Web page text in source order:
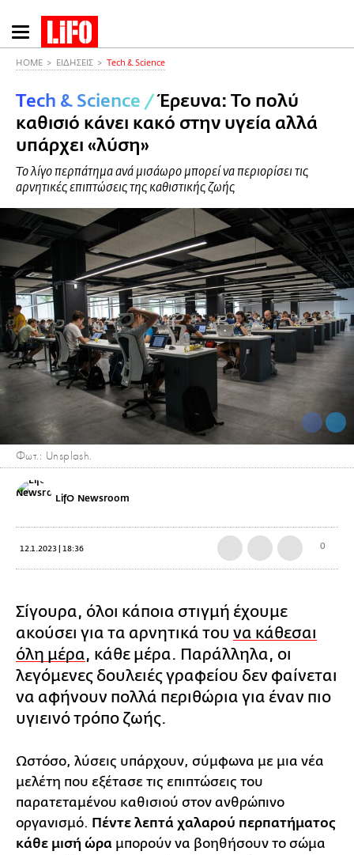
Παράκαμψη
προς
περιεχόμενο
HOME ΕΙΔΗΣΕΙΣ Τech & Science
Τech & Science /Έρευνα: Το πολύ
καθισιό κάνει κακό στην υγεία αλλά
υπάρχει «λύση»
Το λίγο περπάτημα ανά μισάωρο μπορεί να περιορίσει τις
αρνητικές επιπτώσεις της καθιστικής ζωής
Φωτ.: Unsplash.
LifO Newsroom
12.1.2023 | 18:36 0
Σίγουρα, όλοι κάποια στιγμή έχουμε
ακούσει για τα αρνητικά του να κάθεσαι
όλη μέρα, κάθε μέρα. Παράλληλα, οι
λεγόμενες δουλειές γραφείου δεν φαίνεται
να αφήνουν πολλά περιθώρια για έναν πιο
υγιεινό τρόπο ζωής.
Ωστόσο, λύσεις υπάρχουν, σύμφωνα με μια νέα
μελέτη που εξέτασε τις επιπτώσεις του
παρατεταμένου καθισιού στον ανθρώπινο
οργανισμό. Πέντε λεπτά χαλαρού περπατήματος
κάθε μισή ώρα μπορούν να βοηθήσουν το σώμα